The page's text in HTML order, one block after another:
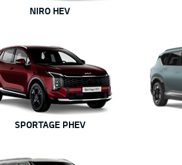
NIRO HEV
SPORTAGE PHEV